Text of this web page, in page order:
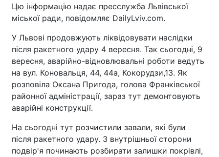
Цю інформацію надає пресслужба Львівської
міської ради, повідомляє DailyLviv.com.
У Львові продовжують ліквідовувати наслідки
після ракетного удару 4 вересня. Так сьогодні, 9
вересня, аварійно-відновлювальні роботи ведуть
на вул. Коновальця, 44, 44а, Кокорудзи,13. Як
розповіла Оксана Пригода, голова Франківської
районної адміністрації, зараз тут демонтовують
аварійні конструкції.
На сьогодні тут розчистили завали, які були
після ракетного удару. З внутрішньої сторони
подвір'я починають розбирати залишки покрівлі,